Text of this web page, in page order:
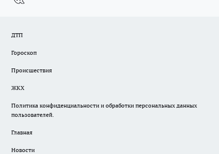
ДТП
Гороскоп
Происшествия
ЖКХ
Политика конфиденциальности и обработки персональных данных
пользователей.
Главная
Новости